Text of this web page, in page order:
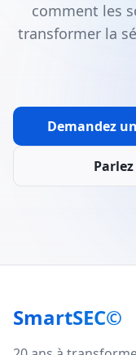
comment les
transformer la
Demandez
SmartSEC©